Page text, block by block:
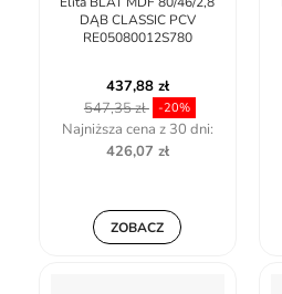
DĄB CLASSIC PCV
RE05080012S780
437,88 zł
547,35 zł
-20%
Najniższa cena z 30 dni:
426,07 zł
ZOBACZ